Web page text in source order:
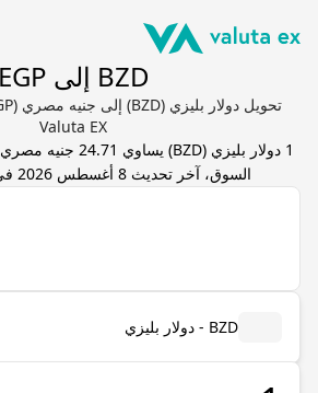
BZD إلى EGP
Valuta EX
1 دولار بليزي (
BZD) يساوي 24.71 جنيه مصري
السوق، آخر تحديث8 أغسطس 2026 في 7:50 ص UTC
BZD - دولار بليزي